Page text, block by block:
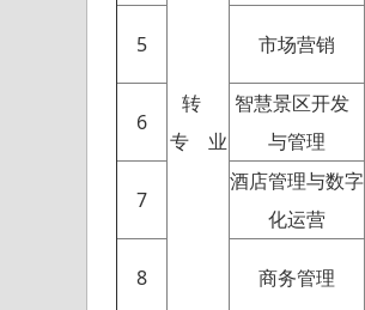
转
专 业
5 市场营销
6
智慧景区开发
与管理
7
酒店管理与数字
化运营
8 商务管理